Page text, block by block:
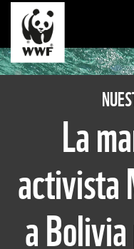
La
activista
a